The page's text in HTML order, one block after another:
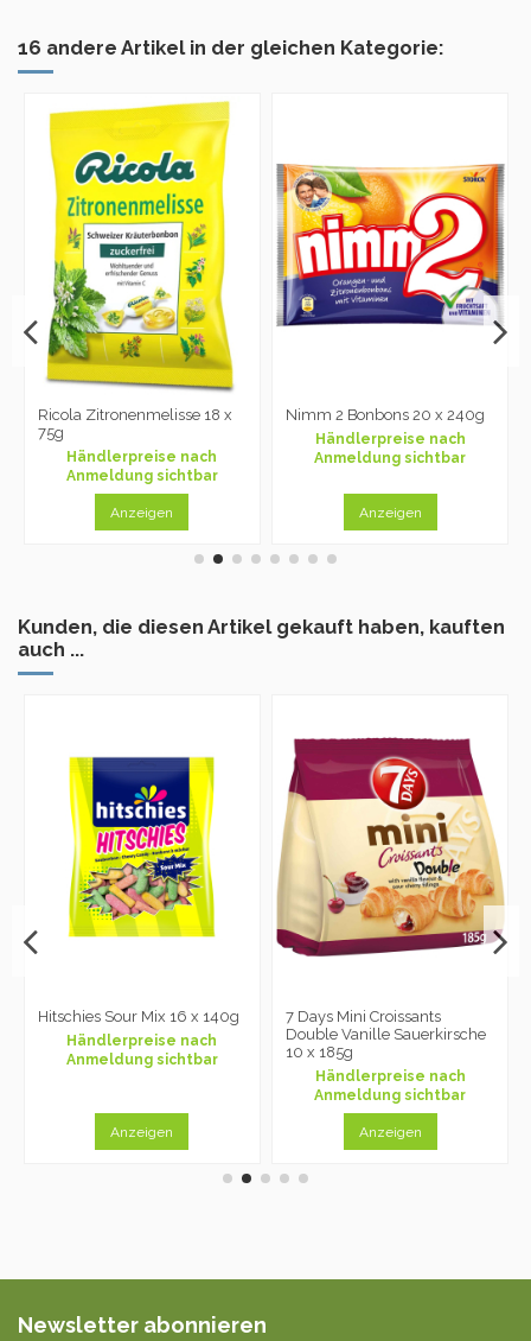
16 andere Artikel in der gleichen Kategorie:
Ricola Zitronenmelisse 18 x
75g
Händlerpreise nach
Anmeldung sichtbar
Anzeigen
Nimm 2 Bonbons 20 x 240g
Händlerpreise nach
Anmeldung sichtbar
Anzeigen
Kunden, die diesen Artikel gekauft haben, kauften
auch ...
Hitschies Sour Mix 16 x 140g
Händlerpreise nach
Anmeldung sichtbar
Anzeigen
7 Days Mini Croissants
Double Vanille Sauerkirsche
10 x 185g
Händlerpreise nach
Anmeldung sichtbar
Anzeigen
Newsletter abonnieren